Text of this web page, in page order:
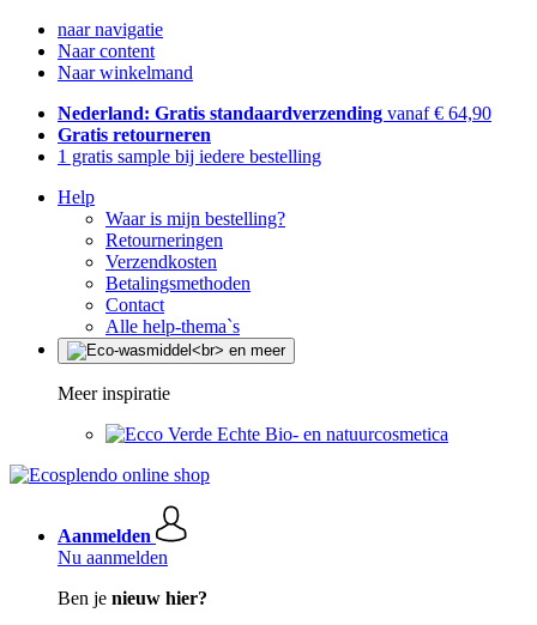
naar navigatie
Naar content
Naar winkelmand
Nederland: Gratis standaardverzending vanaf € 64,90
Gratis retourneren
1 gratis sample bij iedere bestelling
Help
Waar is mijn bestelling?
Retourneringen
Verzendkosten
Betalingsmethoden
Contact
Alle help-thema`s
Meer inspiratie
Echte Bio- en natuurcosmetica
Aanmelden
Nu aanmelden
Ben je nieuw hier?